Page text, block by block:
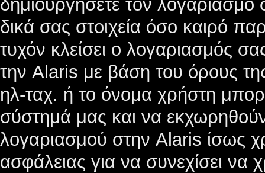
δημιουργήσετε τον λογαριασμό
δικά σας στοιχεία όσο καιρό
τυχόν κλείσει ο λογαριασμός
την Alaris με βάση του όρους
ηλ-ταχ. ή το όνομα χρήστη
σύστημά μας και να
λογαριασμού στην Alaris ίσως
ασφάλειας για να συνεχίσει να